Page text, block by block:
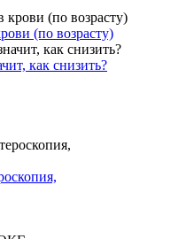
(по возрасту)
как снизить?